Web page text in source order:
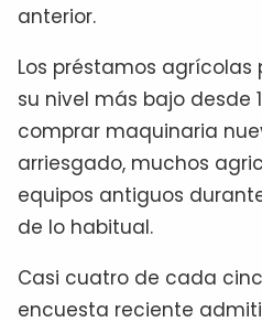
anterior.
Los préstamos
su nivel más bajo desde
comprar maquinaria
arriesgado, muchos
equipos antiguos
de lo habitual.
Casi cuatro de cada
encuesta reciente